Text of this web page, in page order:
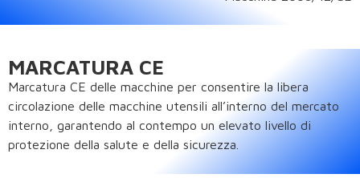
MARCATURA CE
Marcatura CE delle macchine per consentire la libera
circolazione delle macchine utensili all’interno del mercato
interno, garantendo al contempo un elevato livello di
protezione della salute e della sicurezza.